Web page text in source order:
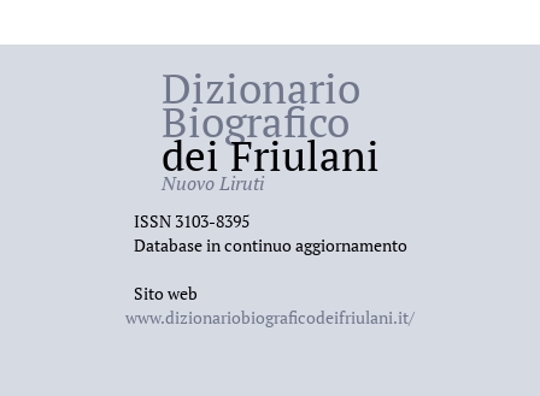
Dizionario
Biografico
dei Friulani
Nuovo Liruti
ISSN 3103-8395
Database in continuo aggiornamento
Sito web
www.dizionariobiograficodeifriulani.it/